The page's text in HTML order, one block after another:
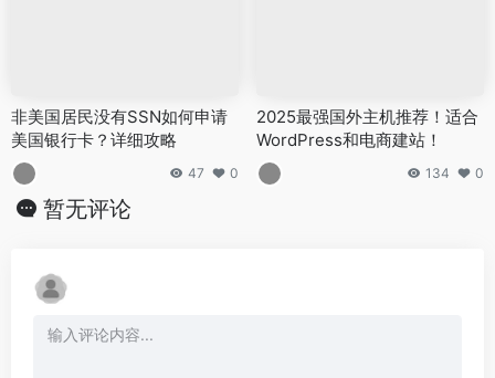
非美国居民没有SSN如何申请
美国银行卡？详细攻略
47 0
2025最强国外主机推荐！适合
WordPress和电商建站！
134 0
暂无评论